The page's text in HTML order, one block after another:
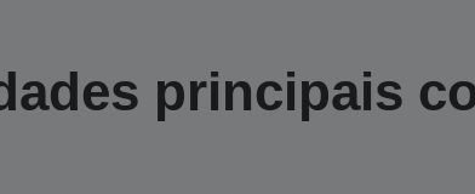
principais